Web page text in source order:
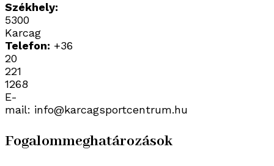
Székhely:
5300
Karcag
Telefon: +36
20
221
1268
E-
mail: info@karcagsportcentrum.hu
Fogalommeghatározások